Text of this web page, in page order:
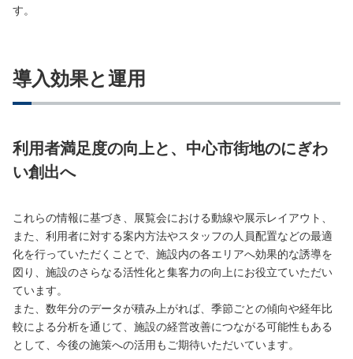
す。
導入効果と運用
利用者満足度の向上と、中心市街地のにぎわ
い創出へ
これらの情報に基づき、展覧会における動線や展示レイアウト、
また、利用者に対する案内方法やスタッフの人員配置などの最適
化を行っていただくことで、施設内の各エリアへ効果的な誘導を
図り、施設のさらなる活性化と集客力の向上にお役立ていただい
ています。
また、数年分のデータが積み上がれば、季節ごとの傾向や経年比
較による分析を通じて、施設の経営改善につながる可能性もある
として、今後の施策への活用もご期待いただいています。